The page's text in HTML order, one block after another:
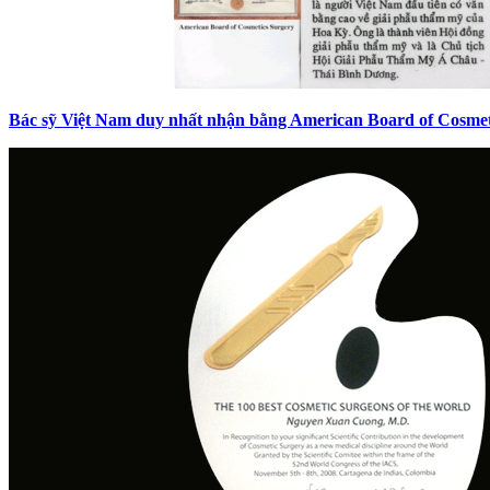
Bác sỹ Việt Nam duy nhất nhận bằng American Board of